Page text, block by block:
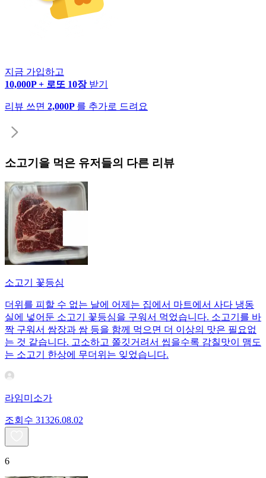
지금 가입하고
10,000P + 로또 10장 받기
리뷰 쓰면 2,000P 를 추가로 드려요
소고기 을 먹은 유저들의 다른 리뷰
소고기 꽃등심
더위를 피할 수 없는 날에 어제는 집에서 마트에서 사다 냉동
실에 넣어둔 소고기 꽃등심을 구워서 먹었습니다. 소고기를 바
짝 구워서 쌈장과 쌈 등을 함께 먹으면 더 이상의 맛은 필요없
는 것 같습니다. 고소하고 쫄깃거려서 씹을수록 감칠맛이 맴도
는 소고기 한상에 무더위는 잊었습니다.
라임미소가
조회수 31326.08.02
6